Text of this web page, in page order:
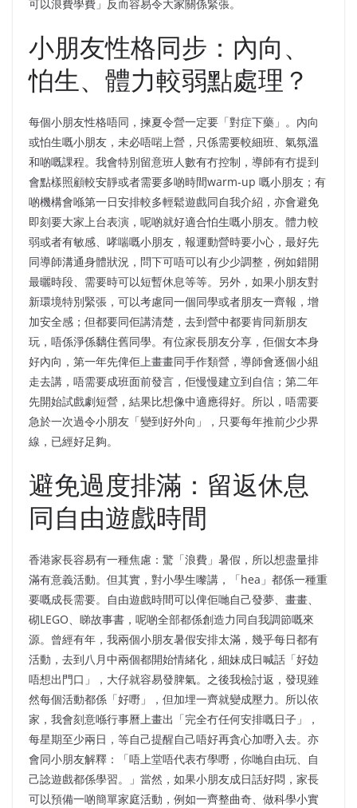
可以浪費學費」反而容易令大家關係緊張。
小朋友性格同步：內向、
怕生、體力較弱點處理？
每個小朋友性格唔同，揀夏令營一定要「對症下藥」。內向
或怕生嘅小朋友，未必唔啱上營，只係需要較細班、氣氛溫
和啲嘅課程。我會特別留意班人數有冇控制，導師有冇提到
會點樣照顧較安靜或者需要多啲時間warm-up 嘅小朋友；有
啲機構會喺第一日安排較多輕鬆遊戲同自我介紹，亦會避免
即刻要大家上台表演，呢啲就好適合怕生嘅小朋友。體力較
弱或者有敏感、哮喘嘅小朋友，報運動營時要小心，最好先
同導師溝通身體狀況，問下可唔可以有少少調整，例如錯開
最曬時段、需要時可以短暫休息等等。另外，如果小朋友對
新環境特別緊張，可以考慮同一個同學或者朋友一齊報，增
加安全感；但都要同佢講清楚，去到營中都要肯同新朋友
玩，唔係淨係黐住舊同學。有位家長朋友分享，佢個女本身
好內向，第一年先俾佢上畫畫同手作類營，導師會逐個小組
走去講，唔需要成班面前發言，佢慢慢建立到自信；第二年
先開始試戲劇短營，結果比想像中適應得好。所以，唔需要
急於一次過令小朋友「變到好外向」，只要每年推前少少界
線，已經好足夠。
避免過度排滿：留返休息
同自由遊戲時間
香港家長容易有一種焦慮：驚「浪費」暑假，所以想盡量排
滿有意義活動。但其實，對小學生嚟講，「hea」都係一種重
要嘅成長需要。自由遊戲時間可以俾佢哋自己發夢、畫畫、
砌LEGO、睇故事書，呢啲全部都係創造力同自我調節嘅來
源。曾經有年，我兩個小朋友暑假安排太滿，幾乎每日都有
活動，去到八月中兩個都開始情緒化，細妹成日喊話「好攰
唔想出門口」，大仔就容易發脾氣。之後我檢討返，發現雖
然每個活動都係「好嘢」，但加埋一齊就變成壓力。所以依
家，我會刻意喺行事曆上畫出「完全冇任何安排嘅日子」，
每星期至少兩日，等自己提醒自己唔好再貪心加嘢入去。亦
會同小朋友解釋：「唔上堂唔代表冇學嘢，你哋自由玩、自
己諗遊戲都係學習。」當然，如果小朋友成日話好悶，家長
可以預備一啲簡單家庭活動，例如一齊整曲奇、做科學小實